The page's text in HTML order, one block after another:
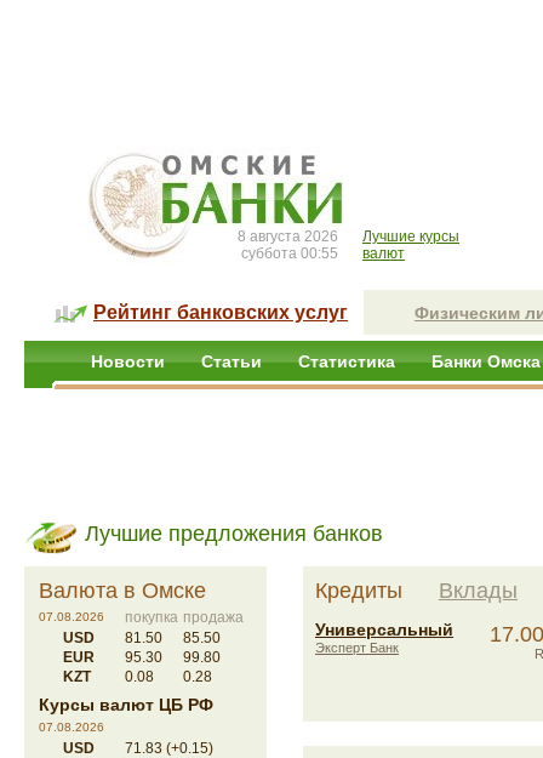
8 августа 2026
суббота 00:55
Лучшие курсы
валют
Рейтинг банковских услуг Физическим
Новости Статьи Статистика Банки Омска
Лучшие предложения банков
Валюта в Омске
07.08.2026 покупка продажа
USD
81.50
85.50
EUR
95.30
99.80
KZT
0.08 0.28
Курсы валют ЦБ РФ
07.08.2026
USD
71.83 (+0.15)
Кредиты Вклады
Универсальный
Эксперт Банк